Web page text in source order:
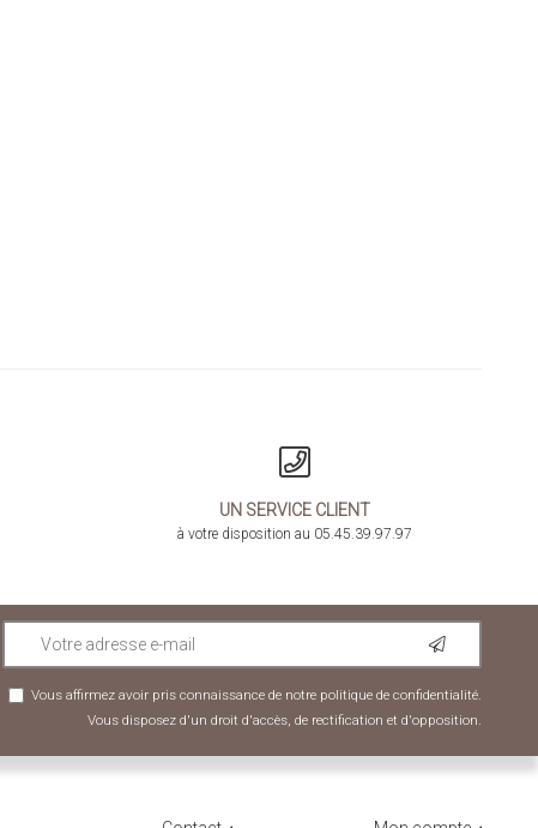
UN SERVICE CLIENT
à votre disposition au 05.45.39.97.97
Vous affirmez avoir pris connaissance de notre politique de confidentialité
Vous disposez d'un droit d'accès, de rectification et d'opposition.